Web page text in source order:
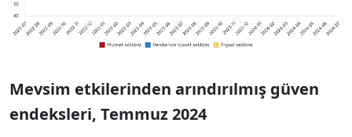
Mevsim etkilerinden arındırılmış güven
endeksleri, Temmuz 2024